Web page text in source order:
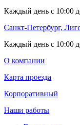
Каждый день с 10:00
Санкт-Петербург,
Каждый день с 10:00
О компании
Карта проезда
Корпоративный
Наши работы